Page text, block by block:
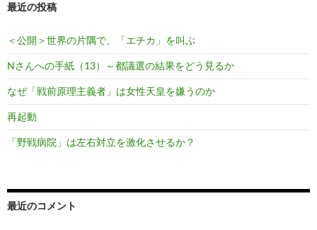
最近の投稿
＜公開＞世界の片隅で、「エチカ」を叫ぶ
Nさんへの手紙（13）～都議選の結果をどう見るか
なぜ「戦前原理主義者」は女性天皇を嫌うのか
再起動
「野戦病院」は左右対立を激化させるか？
最近のコメント